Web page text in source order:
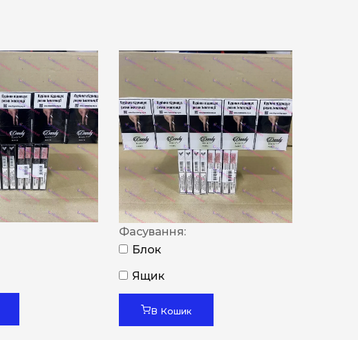
Lucky Strike
Прима
Rothmans
Camel
Monte Carlo
Sobranie
Ritm
Фасування:
Блок
Ящик
В Кошик